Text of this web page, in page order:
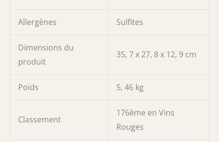
Allergènes Sulfites
Dimensions du
produit
35, 7 x 27, 8 x 12, 9 cm
Poids 5, 46 kg
Classement
176ème en Vins
Rouges